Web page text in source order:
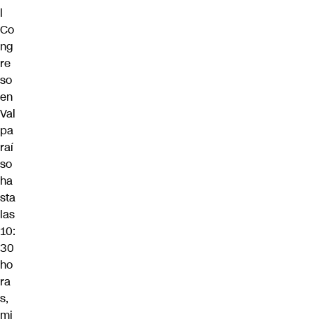
l
Co
ng
re
so
en
Val
pa
raí
so
ha
sta
las
10:
30
ho
ra
s,
mi